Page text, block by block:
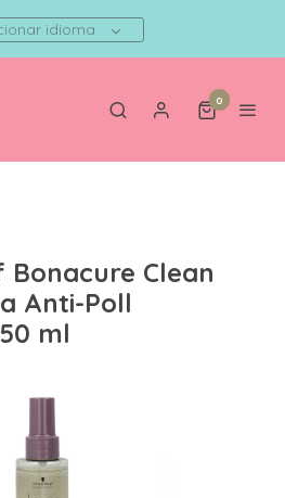
idioma
0
Clean
Anti-Poll
ml